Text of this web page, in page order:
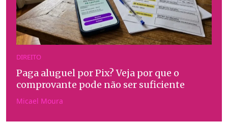
DIREITO
Paga aluguel por Pix? Veja por que o
comprovante pode não ser suficiente
Micael Moura